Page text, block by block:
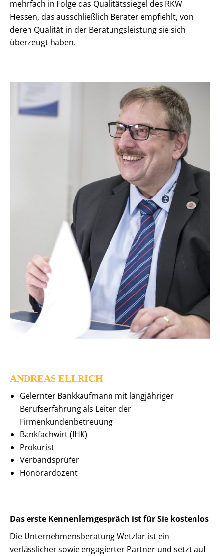
mehrfach in Folge das Qualitätssiegel des RKW
Hessen, das ausschließlich Berater empfiehlt, von
deren Qualität in der Beratungsleistung sie sich
überzeugt haben.
ANDREAS ELLRICH
Gelernter Bankkaufmann mit langjähriger
Berufserfahrung als Leiter der
Firmenkundenbetreuung
Bankfachwirt (IHK)
Prokurist
Verbandsprüfer
Honorardozent
Das erste Kennenlerngespräch ist für Sie kostenlos
Die Unternehmensberatung Wetzlar ist ein
verlässlicher sowie engagierter Partner und setzt auf